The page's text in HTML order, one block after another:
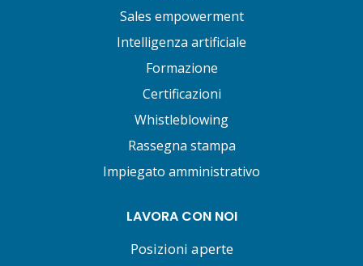
Sales empowerment
Intelligenza artificiale
Formazione
Certificazioni
Whistleblowing
Rassegna stampa
Impiegato amministrativo
LAVORA CON NOI
Posizioni aperte